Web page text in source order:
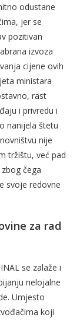
odustane
jer se
pozitivan
izvoza
cijene ovih
ministara
rast
i privredu i
nanijela štetu
nije
tržištu, već pad
čega
svoje redovne
za rad
se zalaže i
nelojalne
Umjesto
koji